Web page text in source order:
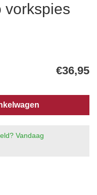
vorkspies
€36,95
Vandaag